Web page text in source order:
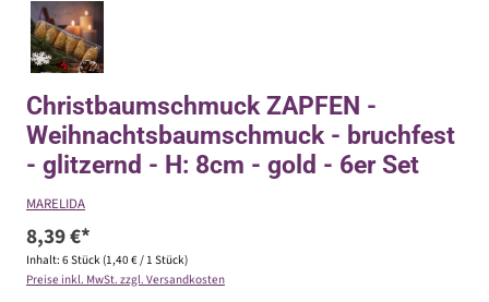
Christbaumschmuck ZAPFEN -
Weihnachtsbaumschmuck - bruchfest
- glitzernd - H: 8cm - gold - 6er Set
MARELIDA
8,39 €*
Inhalt: 6 Stück (1,40 € / 1 Stück)
Preise inkl. MwSt. zzgl. Versandkosten